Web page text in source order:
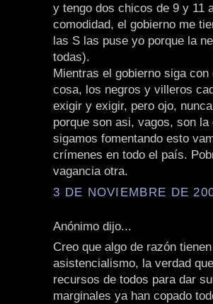
y tengo dos chicos de 9 y 11
comodidad, el gobierno me
las S las puse yo porque la
todas).
Mientras el gobierno siga
cosa, los negros y villeros
exigir y exigir, pero ojo,
porque son asi, vagos, son
sigamos fomentando esto
crímenes en todo el país.
vagancia otra.
3 DE NOVIEMBRE DE
Anónimo dijo...
Creo que algo de razón
asistencialismo, la verdad
recursos de todos para dar
marginales ya han copado